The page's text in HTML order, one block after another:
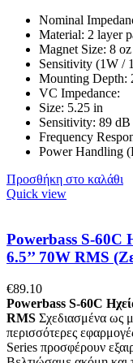
Nominal
Material: 2 layer
Magnet Size: 8 oz
Sensitivity (1W /
Mounting Depth:
VC Impedance:
Size: 5.25 in
Sensitivity: 89 dB
Frequency
Power Handling
Προσθήκη στο καλάθι
Quick view
Powerbass S-60C
6.5’’ 70W RMS
€89.10
Powerbass S-60C
RMS Σχεδιασμένα ως
περισσότερες
Series προσφέρουν